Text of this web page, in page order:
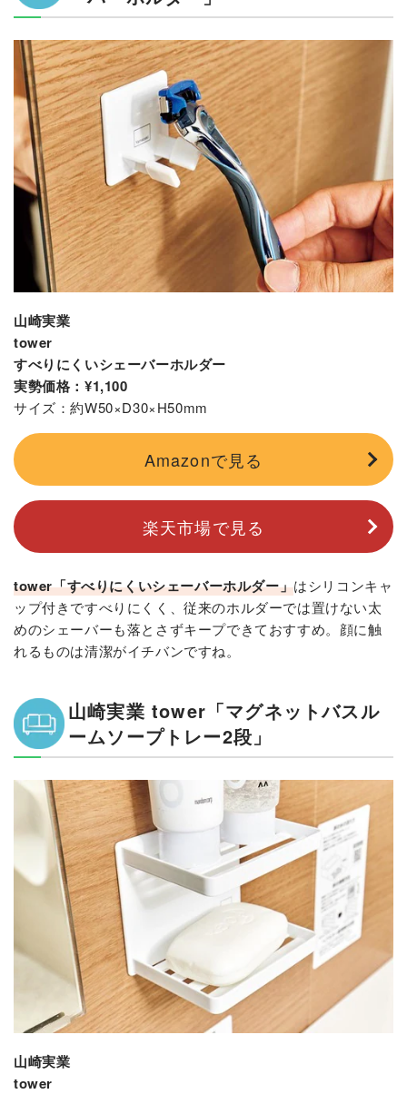
山崎実業
tower
すべりにくいシェーバーホルダー
実勢価格：¥1,100
サイズ：約W50×D30×H50mm
Amazonで見る
楽天市場で見る
tower「すべりにくいシェーバーホルダー」はシリコンキャ
ップ付きですべりにくく、従来のホルダーでは置けない太
めのシェーバーも落とさずキープできておすすめ。顔に触
れるものは清潔がイチバンですね。
山崎実業 tower「マグネットバスル
ームソープトレー2段」
山崎実業
tower